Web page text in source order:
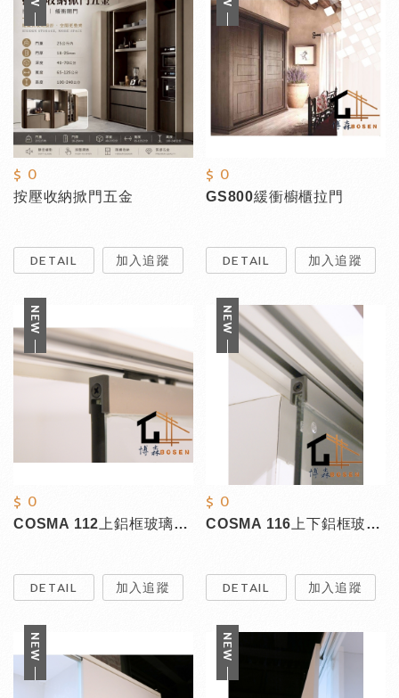
$ 0
按壓收納掀門五金
DETAIL 加入追蹤
$ 0
GS800緩衝櫥櫃拉門
DETAIL 加入追蹤
$ 0
COSMA 112上鋁框玻璃滑軌(鋁本色)
DETAIL 加入追蹤
$ 0
COSMA 116上下鋁框玻璃滑軌(鋁本色)
DETAIL 加入追蹤